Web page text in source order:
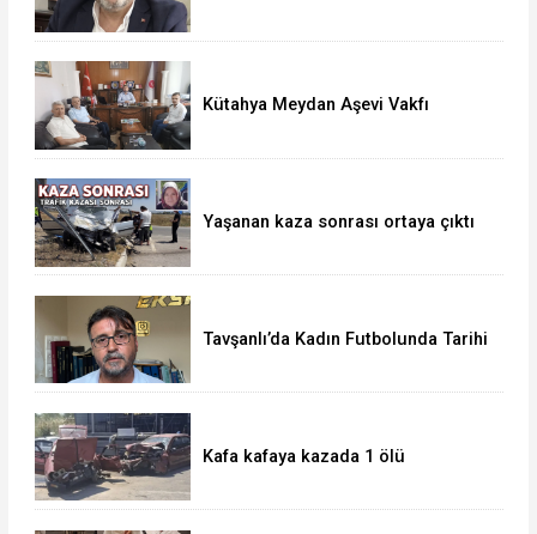
Kütahya Meydan Aşevi Vakfı
Yaşanan kaza sonrası ortaya çıktı
Tavşanlı’da Kadın Futbolunda Tarihi
Kafa kafaya kazada 1 ölü